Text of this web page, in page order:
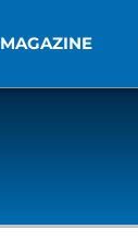
MAGAZINE